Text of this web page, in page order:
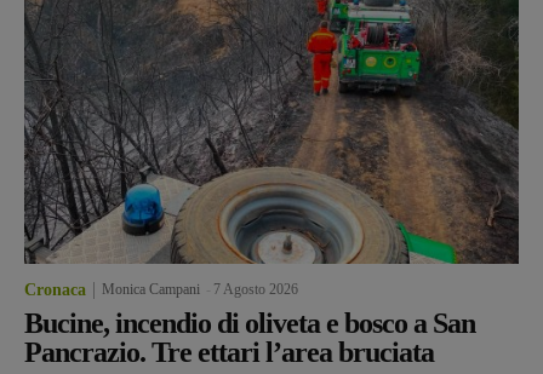
Cronaca Monica Campani 7 Agosto 2026
Bucine, incendio di oliveta e bosco a San
Pancrazio. Tre ettari l’area bruciata